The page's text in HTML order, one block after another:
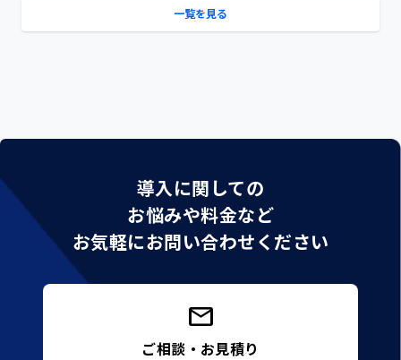
一覧を見る
導入に関しての
お悩みや料金など
お気軽にお問い合わせください
ご相談・お見積り